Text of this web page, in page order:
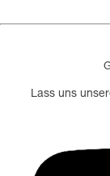
Lass uns